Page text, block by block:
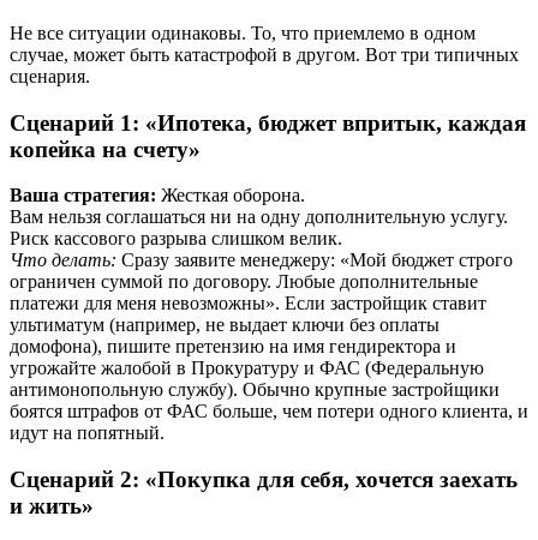
Не все ситуации одинаковы. То, что приемлемо в одном
случае, может быть катастрофой в другом. Вот три типичных
сценария.
Сценарий 1: «Ипотека, бюджет впритык, каждая
копейка на счету»
Ваша стратегия: Жесткая оборона.
Вам нельзя соглашаться ни на одну дополнительную услугу.
Риск кассового разрыва слишком велик.
Что делать: Сразу заявите менеджеру: «Мой бюджет строго
ограничен суммой по договору. Любые дополнительные
платежи для меня невозможны». Если застройщик ставит
ультиматум (например, не выдает ключи без оплаты
домофона), пишите претензию на имя гендиректора и
угрожайте жалобой в Прокуратуру и ФАС (Федеральную
антимонопольную службу). Обычно крупные застройщики
боятся штрафов от ФАС больше, чем потери одного клиента, и
идут на попятный.
Сценарий 2: «Покупка для себя, хочется заехать
и жить»